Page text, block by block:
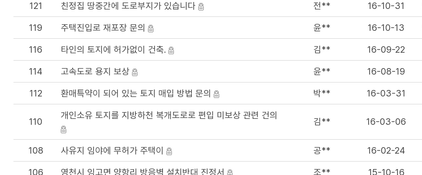
121 친정집 땅중간에 도로부지가 있습니다 전** 16-10-31
119 주택진입로 재포장 문의 윤** 16-10-13
116 타인의 토지에 허가없이 건축. 김** 16-09-22
114 고속도로 용지 보상 윤** 16-08-19
112 환매특약이 되어 있는 토지 매입 방법 문의 박** 16-03-31
110
개인소유 토지를 지방하천 복개도로로 편입 미보상 관련 건의
김** 16-03-06
108 사유지 임야에 무허가 주택이 공** 16-02-24
106 영천시 임고면 양항리 방음벽 설치반대 진정서 조** 15-10-16